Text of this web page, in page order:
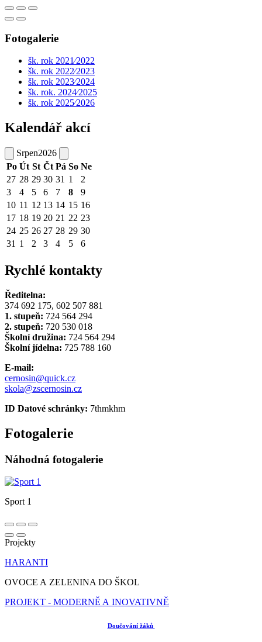
Fotogalerie
šk. rok 2021⁄2022
šk. rok 2022⁄2023
šk. rok 2023⁄2024
šk. rok. 2024⁄2025
šk. rok 2025⁄2026
Kalendář akcí
Srpen2026
Po Út St Čt Pá So Ne
27 28 29 30 31 1
2
3
4 5 6 7 8
9
10 11 12 13 14 15 16
17 18 19 20 21 22 23
24 25 26 27 28 29 30
31 1 2 3 4 5 6
Rychlé kontakty
Ředitelna:
374 692 175, 602 507 881
1. stupeň: 724 564 294
2. stupeň: 720 530 018
Školní družina: 724 564 294
Školní jídelna: 725 788 160
E-mail:
cernosin@quick.cz
skola@zscernosin.cz
ID Datové schránky: 7thmkhm
Fotogalerie
Náhodná fotogalerie
Sport 1
Projekty
HARANTI
OVOCE A ZELENINA DO ŠKOL
PROJEKT - MODERNĚ A INOVATIVNĚ
Doučování žáků